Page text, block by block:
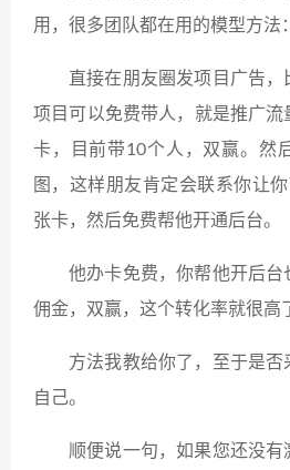
用，很多团队都在用的模型方法：
直接在朋友圈发项目广告
项目可以免费带人，就是推广
卡，目前带10个人，双赢。然
图，这样朋友肯定会联系你让
张卡，然后免费帮他开通后台。
他办卡免费，你帮他开后
佣金，双赢，这个转化率就很高
方法我教给你了，至于是
自己。
顺便说一句，如果您还没有